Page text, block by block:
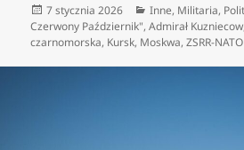
Data
publikacji
7 stycznia 2026 Kategorie
Inne, Militaria,
Czerwony Październik",Admirał Kuzniecow
czarnomorska, Kursk, Moskwa,ZSRR-NATO